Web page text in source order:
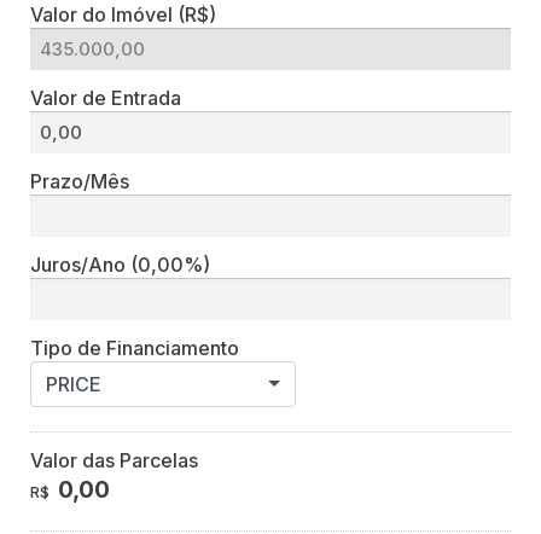
Valor do Imóvel (R$)
Valor de Entrada
Prazo/Mês
Juros/Ano (0,00%)
Tipo de Financiamento
PRICE
Valor das Parcelas
R$ 0,00